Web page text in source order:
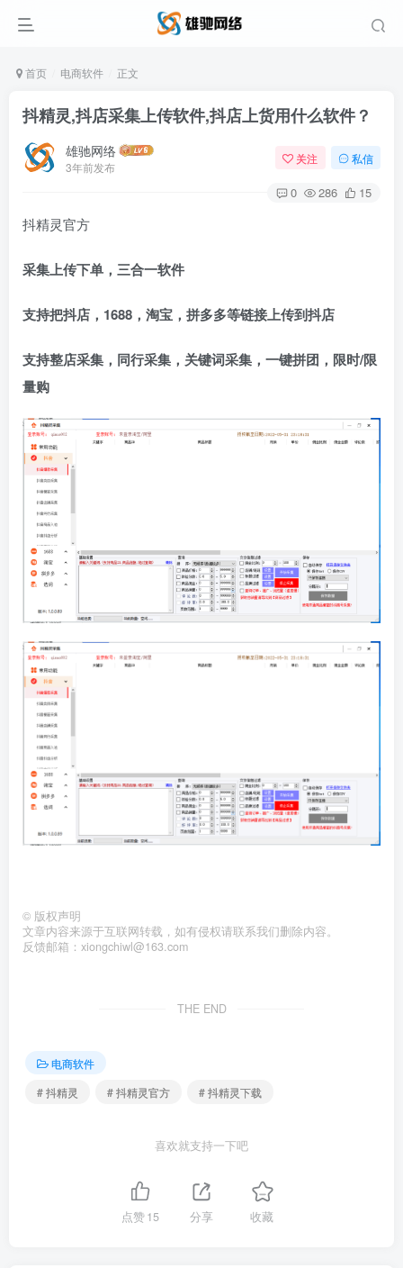
首页 电商软件 正文
抖精灵,抖店采集上传软件,抖店上货用什么软件？
雄驰网络
3年前发布
关注 私信
0 286 15
抖精灵官方
采集上传下单，三合一软件
支持把抖店，1688，淘宝，拼多多等链接上传到抖店
支持整店采集，同行采集，关键词采集，一键拼团，限时/限
量购
© 版权声明
文章内容来源于互联网转载，如有侵权请联系我们删除内容。
反馈邮箱：xiongchiwl@163.com
THE END
电商软件
# 抖精灵
# 抖精灵官方 # 抖精灵下载
喜欢就支持一下吧
点赞15 分享 收藏